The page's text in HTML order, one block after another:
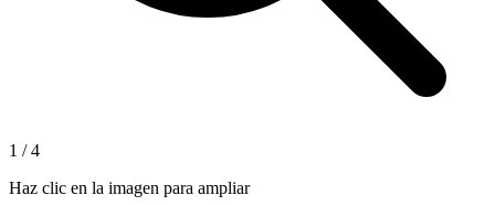
1 /4
Haz clic en la imagen para ampliar